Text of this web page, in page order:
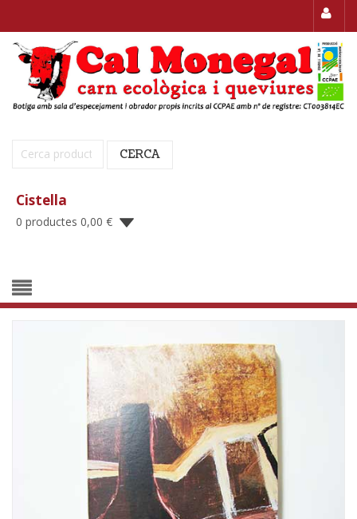
Cerca: CERCA
Cistella
0 productes 0,00 €